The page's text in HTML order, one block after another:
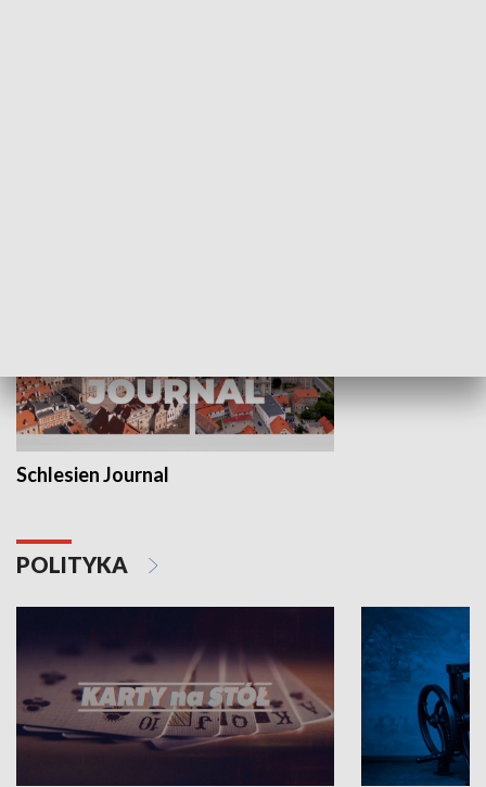
Schlesien Journal
POLITYKA